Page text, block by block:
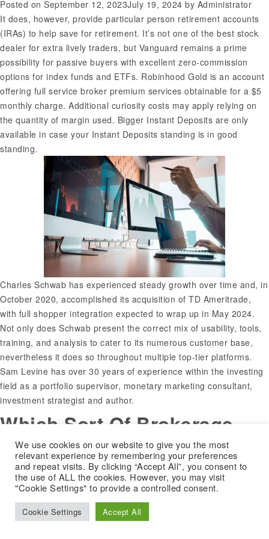
Методы
И
Подходы
Posted on September 12, 2023July 19, 2024 by Administrator
It does, however, provide particular person retirement accounts
(IRAs) to help save for retirement. It’s not one of the best stock
dealer for extra lively traders, but Vanguard remains a prime
possibility for passive buyers with excellent zero-commission
options for index funds and ETFs. Robinhood Gold is an account
offering full service broker premium services obtainable for a $5
monthly charge. Additional curiosity costs may apply relying on
the quantity of margin used. Bigger Instant Deposits are only
available in case your Instant Deposits standing is in good
standing.
Charles Schwab has experienced steady growth over time and, in
October 2020, accomplished its acquisition of TD Ameritrade,
with full shopper integration expected to wrap up in May 2024.
Not only does Schwab present the correct mix of usability, tools,
training, and analysis to cater to its numerous customer base,
nevertheless it does so throughout multiple top-tier platforms.
Sam Levine has over 30 years of experience within the investing
field as a portfolio supervisor, monetary marketing consultant,
investment strategist and author.
Which Sort Of Brokerage
Account Is True For You?
But it additionally presents a difficult-to-measure sense of ease
and comfort that their companies can provide. Full-service
companies have massive analysis departments with analysts that
provide proprietary detailed stories and suggestions for
We use cookies on our website to give you the most
relevant experience by remembering your preferences
and repeat visits. By clicking “Accept All”, you consent to
the use of ALL the cookies. However, you may visit
"Cookie Settings" to provide a controlled consent.
Cookie Settings Accept All